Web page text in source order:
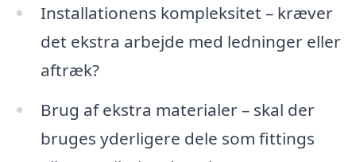
Installationens kompleksitet – kræver
det ekstra arbejde med ledninger eller
aftræk?
Brug af ekstra materialer – skal der
bruges yderligere dele som fittings